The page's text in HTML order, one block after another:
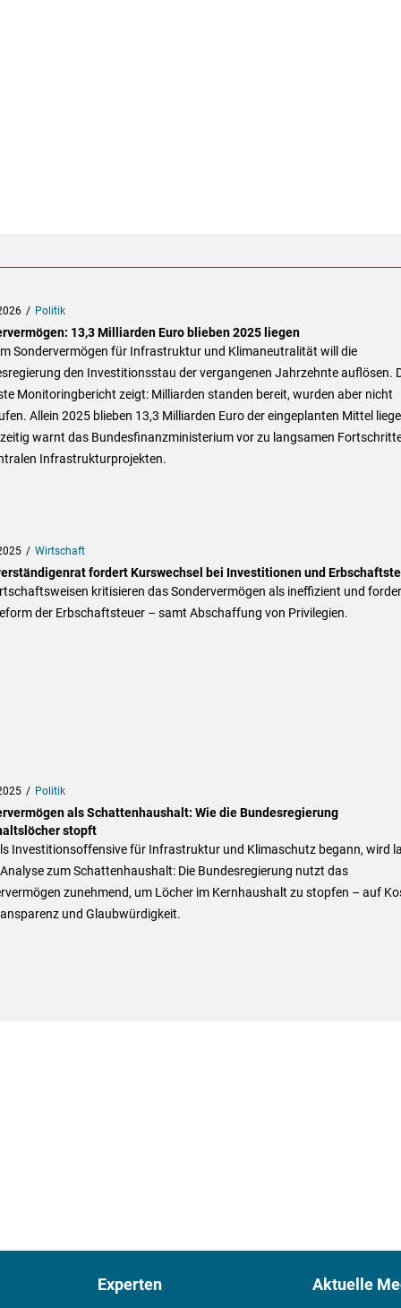
Politik
13,3 Milliarden Euro blieben 2025 liegen
Sondervermögen für Infrastruktur und Klimaneutralität will die
den Investitionsstau der vergangenen Jahrzehnte auflösen.
Monitoringbericht zeigt: Milliarden standen bereit, wurden aber nicht
Allein 2025 blieben 13,3 Milliarden Euro der eingeplanten Mittel
warnt das Bundesfinanzministerium vor zu langsamen
Infrastrukturprojekten.
Wirtschaft
fordert Kurswechsel bei Investitionen und
kritisieren das Sondervermögen als ineffizient und
der Erbschaftsteuer – samt Abschaffung von Privilegien.
Politik
als Schattenhaushalt: Wie die Bundesregierung
stopft
Investitionsoffensive für Infrastruktur und Klimaschutz begann, wird
zum Schattenhaushalt: Die Bundesregierung nutzt das
zunehmend, um Löcher im Kernhaushalt zu stopfen – auf
und Glaubwürdigkeit.
Experten Aktuelle